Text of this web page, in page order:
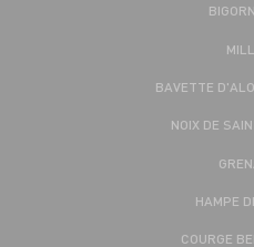
BAVETTE
NOIX DE
HAMPE
COURGE